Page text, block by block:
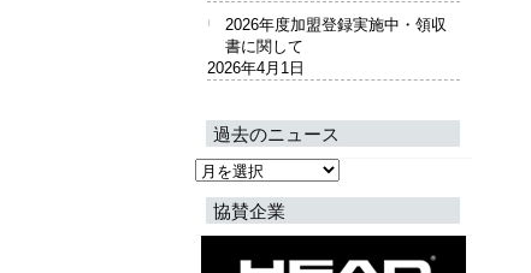
2026年度加盟登録実施中・領収
書に関して
2026年4月1日
過去のニュース
過
ニ
協賛企業